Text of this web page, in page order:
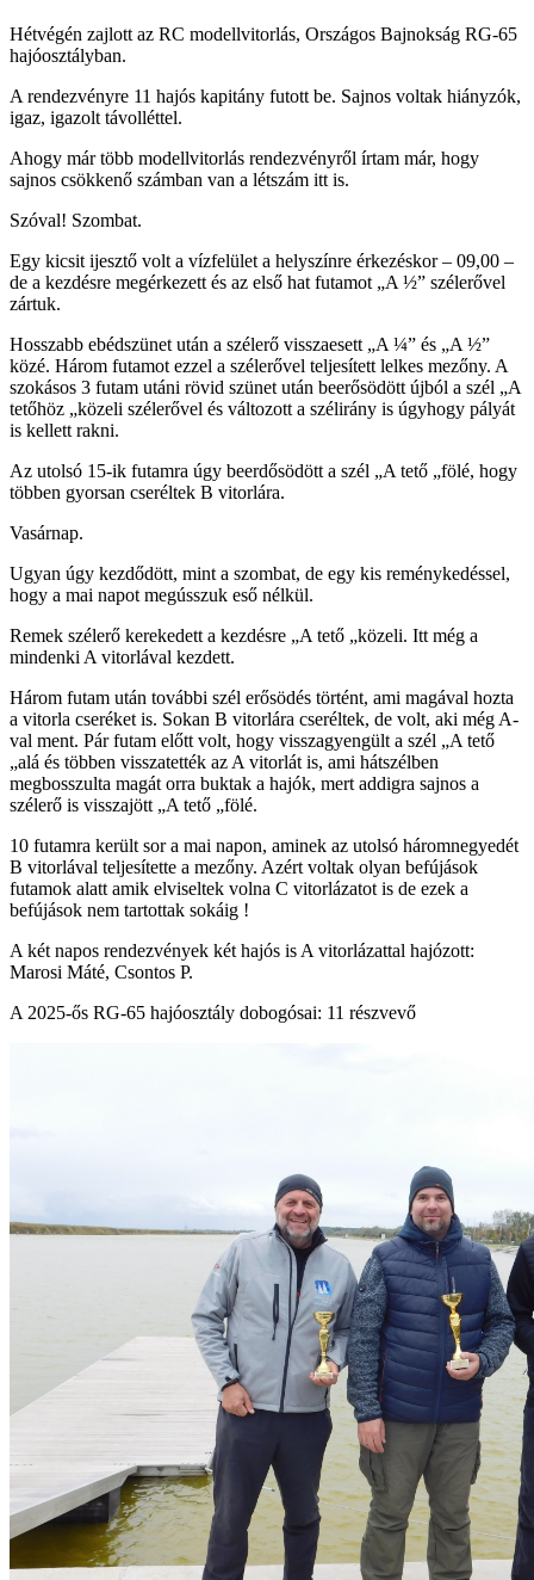
Hétvégén zajlott az RC modellvitorlás, Országos Bajnokság RG-65
hajóosztályban.
A rendezvényre 11 hajós kapitány futott be. Sajnos voltak hiányzók,
igaz, igazolt távolléttel.
Ahogy már több modellvitorlás rendezvényről írtam már, hogy
sajnos csökkenő számban van a létszám itt is.
Szóval! Szombat.
Egy kicsit ijesztő volt a vízfelület a helyszínre érkezéskor – 09,00 –
de a kezdésre megérkezett és az első hat futamot „A ½” szélerővel
zártuk.
Hosszabb ebédszünet után a szélerő visszaesett „A ¼” és „A ½”
közé. Három futamot ezzel a szélerővel teljesített lelkes mezőny. A
szokásos 3 futam utáni rövid szünet után beerősödött újból a szél „A
tetőhöz „közeli szélerővel és változott a szélirány is úgyhogy pályát
is kellett rakni.
Az utolsó 15-ik futamra úgy beerdősödött a szél „A tető „fölé, hogy
többen gyorsan cseréltek B vitorlára.
Vasárnap.
Ugyan úgy kezdődött, mint a szombat, de egy kis reménykedéssel,
hogy a mai napot megússzuk eső nélkül.
Remek szélerő kerekedett a kezdésre „A tető „közeli. Itt még a
mindenki A vitorlával kezdett.
Három futam után további szél erősödés történt, ami magával hozta
a vitorla cseréket is. Sokan B vitorlára cseréltek, de volt, aki még A-
val ment. Pár futam előtt volt, hogy visszagyengült a szél „A tető
„alá és többen visszatették az A vitorlát is, ami hátszélben
megbosszulta magát orra buktak a hajók, mert addigra sajnos a
szélerő is visszajött „A tető „fölé.
10 futamra került sor a mai napon, aminek az utolsó háromnegyedét
B vitorlával teljesítette a mezőny. Azért voltak olyan befújások
futamok alatt amik elviseltek volna C vitorlázatot is de ezek a
befújások nem tartottak sokáig !
A két napos rendezvények két hajós is A vitorlázattal hajózott:
Marosi Máté, Csontos P.
A 2025-ős RG-65 hajóosztály dobogósai: 11 részvevő